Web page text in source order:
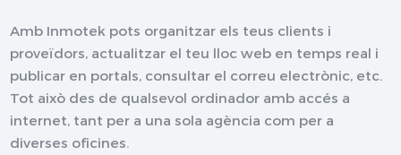
Amb Inmotek pots organitzar els teus clients i
proveïdors, actualitzar el teu lloc web en temps real i
publicar en portals, consultar el correu electrònic, etc.
Tot això des de qualsevol ordinador amb accés a
internet, tant per a una sola agència com per a
diverses oficines.